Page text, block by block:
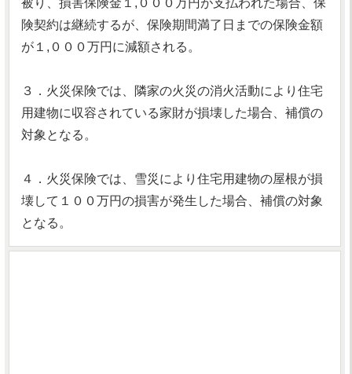
被り、損害保険金１,０００万円が支払われた場合、保
険契約は継続するが、保険期間満了日までの保険金額
が１,０００万円に減額される。
３．火災保険では、隣家の火災の消火活動により住宅
用建物に収容されている家財が損壊した場合、補償の
対象となる。
４．火災保険では、雪災により住宅用建物の屋根が損
壊して１００万円の損害が発生した場合、補償の対象
となる。